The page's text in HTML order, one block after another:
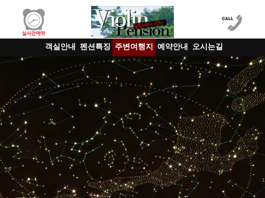
객실안내 펜션특징 주변여행지 예약안내 오시는길